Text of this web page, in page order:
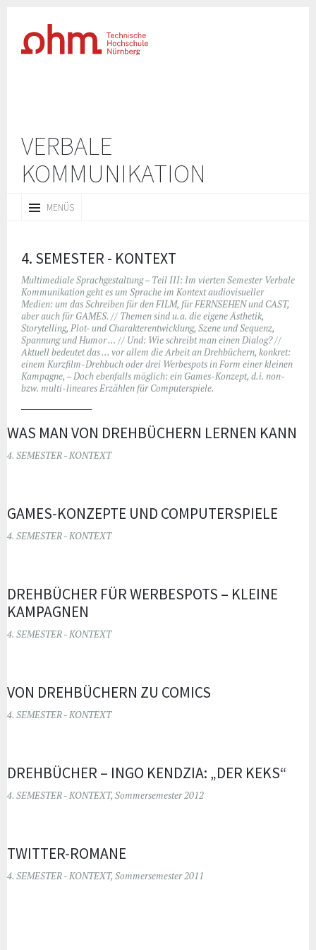
VERBALE
KOMMUNIKATION
MENÜS
INHALT
4. SEMESTER - KONTEXT
Multimediale Sprachgestaltung – Teil III: Im vierten Semester Verbale
Kommunikation geht es um Sprache im Kontext audiovisueller
Medien: um das Schreiben für den FILM, für FERNSEHEN und CAST,
aber auch für GAMES. // Themen sind u.a. die eigene Ästhetik,
Storytelling, Plot- und Charakterentwicklung, Szene und Sequenz,
Spannung und Humor … // Und: Wie schreibt man einen Dialog? //
Aktuell bedeutet das … vor allem die Arbeit an Drehbüchern, konkret:
einem Kurzfilm-Drehbuch oder drei Werbespots in Form einer kleinen
Kampagne, – Doch ebenfalls möglich: ein Games-Konzept, d.i. non-
bzw. multi-lineares Erzählen für Computerspiele.
WAS MAN VON DREHBÜCHERN LERNEN KANN
4. SEMESTER - KONTEXT
GAMES-KONZEPTE UND COMPUTERSPIELE
4. SEMESTER - KONTEXT
DREHBÜCHER FÜR WERBESPOTS – KLEINE
KAMPAGNEN
4. SEMESTER - KONTEXT
VON DREHBÜCHERN ZU COMICS
4. SEMESTER - KONTEXT
DREHBÜCHER – INGO KENDZIA: „DER KEKS“
4. SEMESTER - KONTEXT, Sommersemester 2012
TWITTER-ROMANE
4. SEMESTER - KONTEXT, Sommersemester 2011